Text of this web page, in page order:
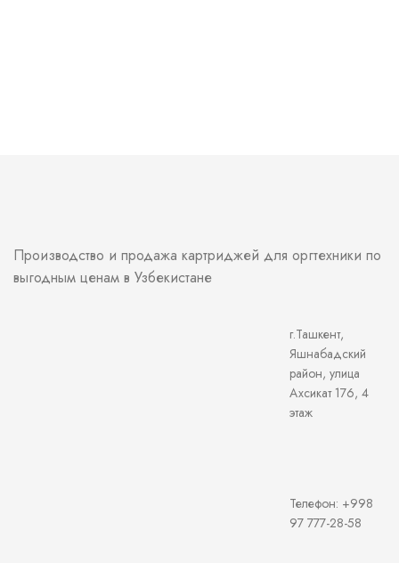
Производство и продажа картриджей для оргтехники по
выгодным ценам в Узбекистане
г.Ташкент,
Яшнабадский
район, улица
Ахсикат 176, 4
этаж
Телефон: +998
97 777-28-58